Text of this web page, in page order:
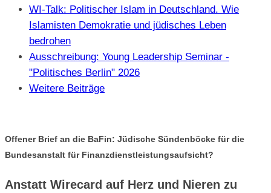
WI-Talk: Politischer Islam in Deutschland. Wie
Islamisten Demokratie und jüdisches Leben
bedrohen
Ausschreibung: Young Leadership Seminar -
"Politisches Berlin" 2026
Weitere Beiträge
Offener Brief an die BaFin: Jüdische Sündenböcke für die
Bundesanstalt für Finanzdienstleistungsaufsicht?
Anstatt Wirecard auf Herz und Nieren zu